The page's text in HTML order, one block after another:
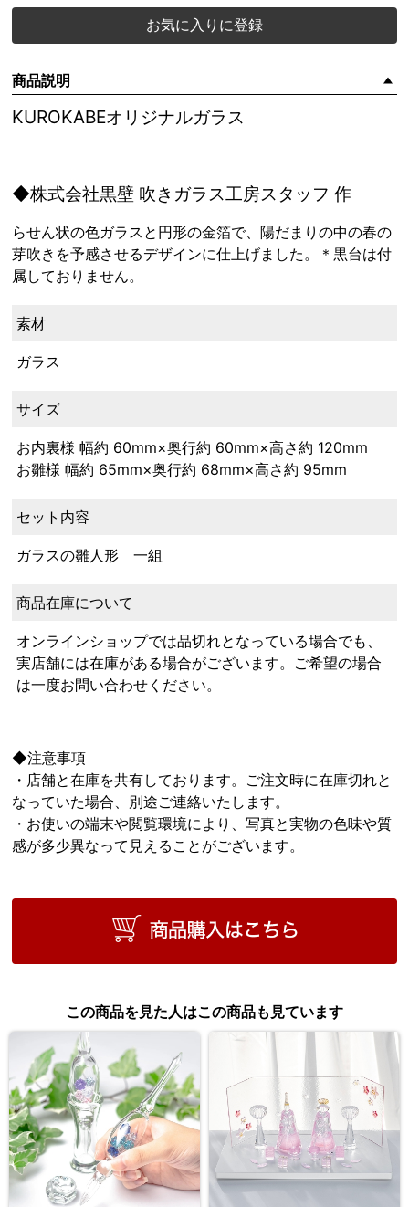
お気に入りに登録
商品説明
KUROKABEオリジナルガラス
◆株式会社黒壁 吹きガラス工房スタッフ 作
らせん状の色ガラスと円形の金箔で、陽だまりの中の春の
芽吹きを予感させるデザインに仕上げました。＊黒台は付
属しておりません。
素材
ガラス
サイズ
お内裏様 幅約 60mm×奥行約 60mm×高さ約 120mm
お雛様 幅約 65mm×奥行約 68mm×高さ約 95mm
セット内容
ガラスの雛人形 一組
商品在庫について
オンラインショップでは品切れとなっている場合でも、
実店舗には在庫がある場合がございます。ご希望の場合
は一度お問い合わせください。
◆注意事項
・店舗と在庫を共有しております。ご注文時に在庫切れと
なっていた場合、別途ご連絡いたします。
・お使いの端末や閲覧環境により、写真と実物の色味や質
感が多少異なって見えることがございます。
この商品を見た人はこの商品も見ています